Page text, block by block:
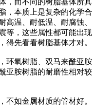
，本质上是复杂的化学合
高温、耐低温、耐腐蚀、
等，这些属性都可能出现
得先看看树脂基体才对。
氧树脂、双马来酰亚胺
亚胺树脂的耐磨性相对较
不如金属材质的管材好。